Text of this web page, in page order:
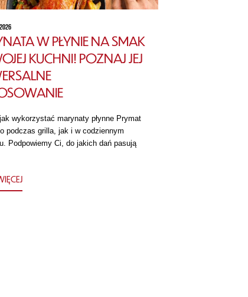
W PŁYNIE NA SMAK
KUCHNI! POZNAJ JEJ
wykorzystać marynaty płynne Prymat
podczas grilla, jak i w codziennym
Podpowiemy Ci, do jakich dań pasują